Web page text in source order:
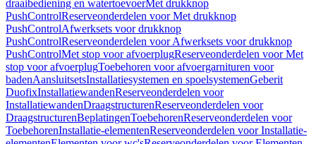
draaibediening en watertoevoerMet drukknop
PushControlReserveonderdelen voor Met drukknop
PushControlAfwerksets voor drukknop
PushControlReserveonderdelen voor Afwerksets voor drukknop
PushControlMet stop voor afvoerplugReserveonderdelen voor Met
stop voor afvoerplugToebehoren voor afvoergarnituren voor
badenAansluitsetsInstallatiesystemen en spoelsystemenGeberit
DuofixInstallatiewandenReserveonderdelen voor
InstallatiewandenDraagstructurenReserveonderdelen voor
DraagstructurenBeplatingenToebehorenReserveonderdelen voor
ToebehorenInstallatie-elementenReserveonderdelen voor Installatie-